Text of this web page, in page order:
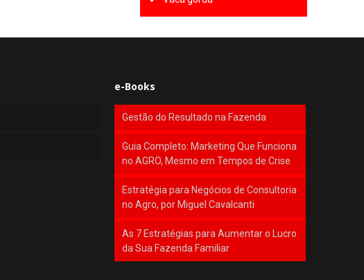
e-Books
Gestão do Resultado na Fazenda
Guia Completo: Marketing Que Funciona
no AGRO, Mesmo em Tempos de Crise
Estratégia para Negócios de Consultoria
no Agro, por Miguel Cavalcanti
As 7 Estratégias para Aumentar o Lucro
da Sua Fazenda Familiar